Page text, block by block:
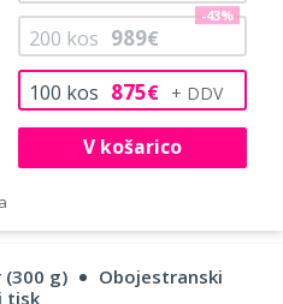
100 kos 875€
200 kos 989€
-43%
V košarico
g)
Obojestranski
tisk